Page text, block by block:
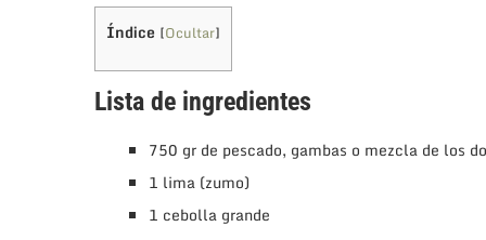
Índice [Ocultar]
Lista de ingredientes
750 gr de pescado, gambas o mezcla de los
1 lima (zumo)
1 cebolla grande